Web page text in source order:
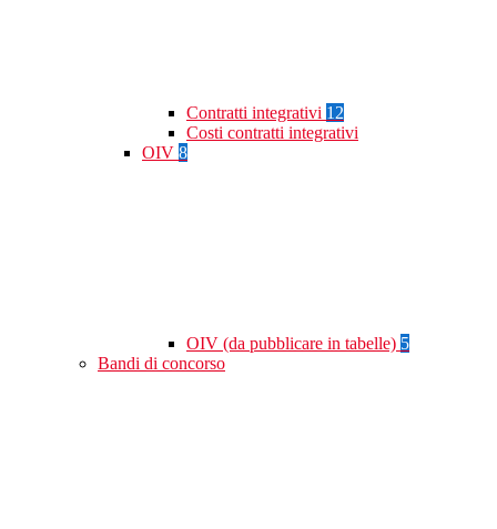
Contratti integrativi 12
Costi contratti integrativi
OIV 8
OIV (da pubblicare in tabelle) 5
Bandi di concorso